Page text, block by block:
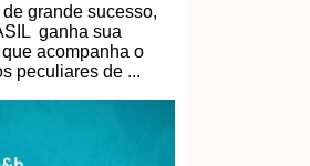
grande sucesso,
ganha sua
acompanha o
peculiares de ...